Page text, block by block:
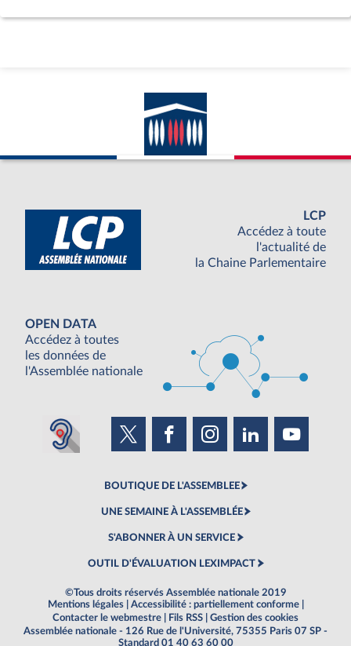
LCP
Accédez à toute
l'actualité de
la Chaine Parlementaire
OPEN DATA
Accédez à toutes
les données de
l'Assemblée nationale
BOUTIQUE DE L'ASSEMBLEE
UNE SEMAINE À L'ASSEMBLÉE
S'ABONNER À UN SERVICE
OUTIL D'ÉVALUATION LEXIMPACT
©Tous droits réservés Assemblée nationale 2019
Mentions légales
Accessibilité : partiellement conforme
Contacter le webmestre
Fils RSS
Gestion des cookies
Assemblée nationale - 126 Rue de l'Université, 75355 Paris 07 SP -
Standard 01 40 63 60 00